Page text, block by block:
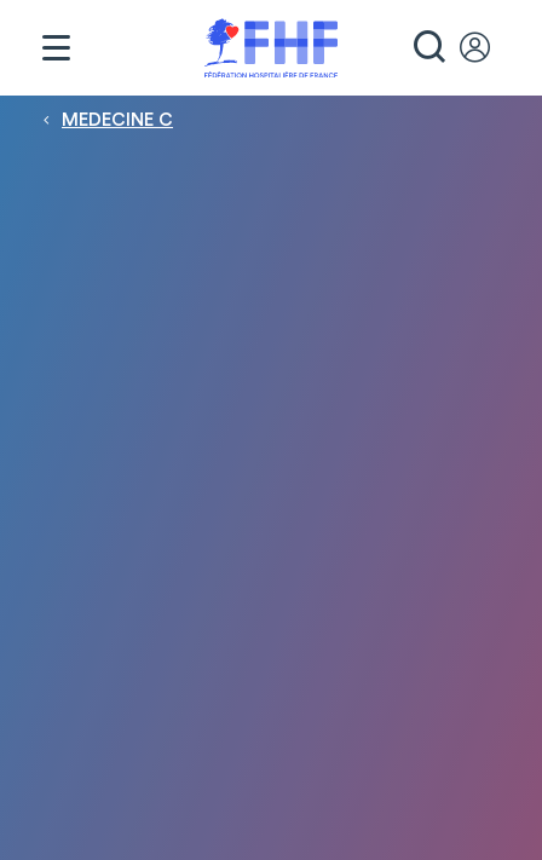
Fil d'Ariane
MEDECINE C
Panneau de gestion des cookies